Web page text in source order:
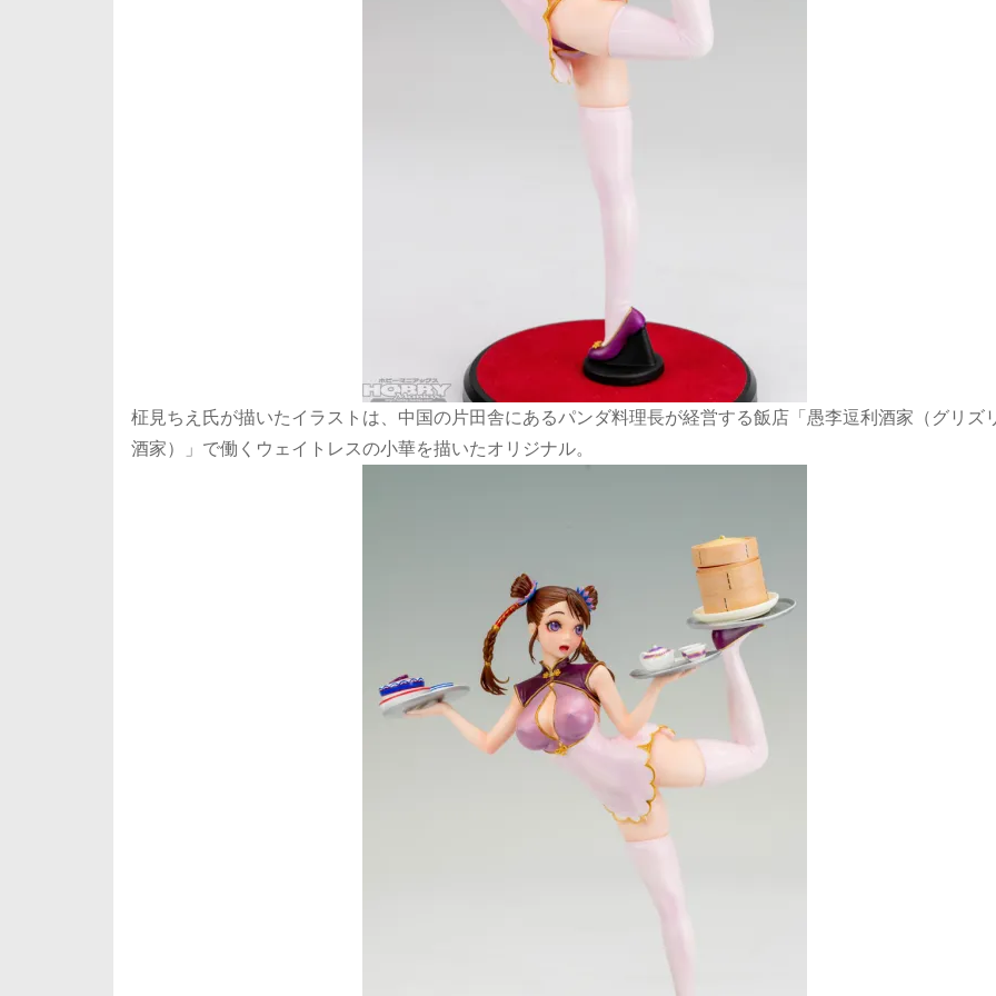
柾見ちえ氏が描いたイラストは、中国の片田舎にあるパンダ料理長が経営する飯店「愚李逗利酒家（グリズ
酒家）」で働くウェイトレスの小華を描いたオリジナル。